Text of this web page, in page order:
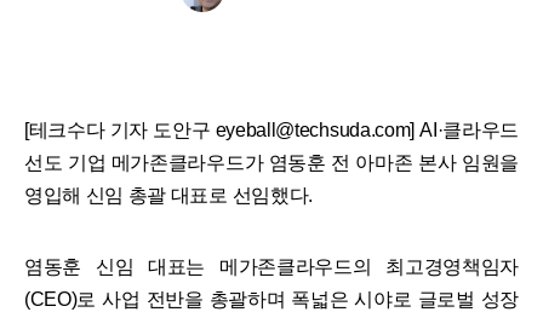
[테크수다 기자 도안구 eyeball@techsuda.com] AI·클라우드
선도 기업 메가존클라우드가 염동훈 전 아마존 본사 임원을
영입해 신임 총괄 대표로 선임했다.
염동훈 신임 대표는 메가존클라우드의 최고경영책임자
(CEO)로 사업 전반을 총괄하며 폭넓은 시야로 글로벌 성장